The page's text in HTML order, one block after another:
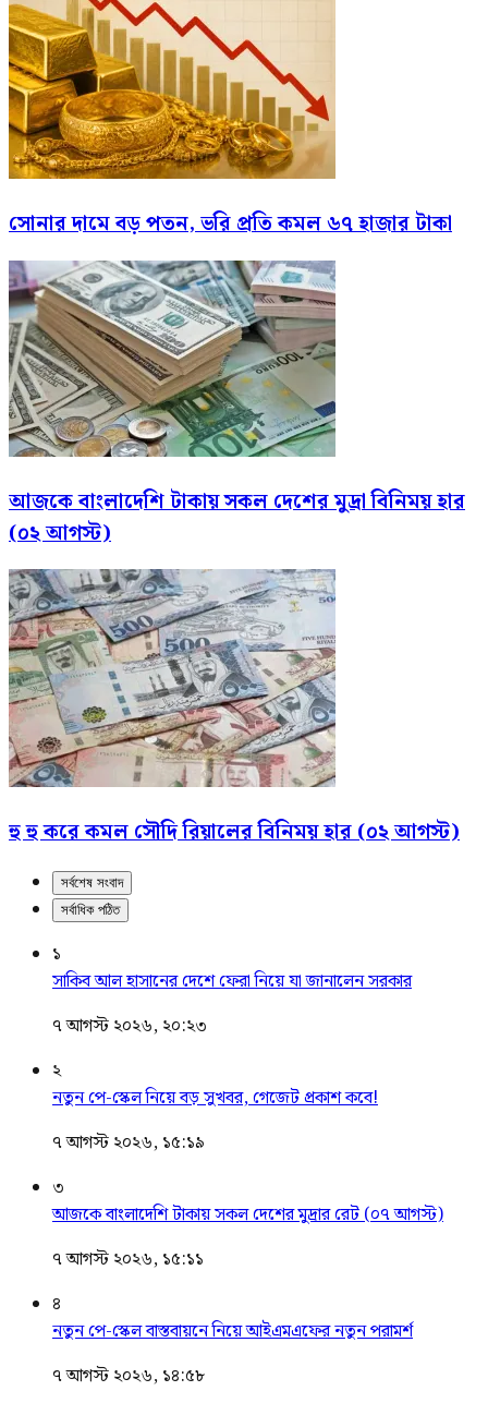
সোনার দামে বড় পতন, ভরি প্রতি কমল ৬৭ হাজার টাকা
আজকে বাংলাদেশি টাকায় সকল দেশের মুদ্রা বিনিময় হার
(০২ আগস্ট)
হু হু করে কমল সৌদি রিয়ালের বিনিময় হার (০২ আগস্ট)
সর্বশেষ সংবাদ
সর্বাধিক পঠিত
১
সাকিব আল হাসানের দেশে ফেরা নিয়ে যা জানালেন সরকার
৭ আগস্ট ২০২৬, ২০:২৩
২
নতুন পে-স্কেল নিয়ে বড় সুখবর, গেজেট প্রকাশ কবে!
৭ আগস্ট ২০২৬, ১৫:১৯
৩
আজকে বাংলাদেশি টাকায় সকল দেশের মুদ্রার রেট (০৭ আগস্ট)
৭ আগস্ট ২০২৬, ১৫:১১
৪
নতুন পে-স্কেল বাস্তবায়নে নিয়ে আইএমএফের নতুন পরামর্শ
৭ আগস্ট ২০২৬, ১৪:৫৮